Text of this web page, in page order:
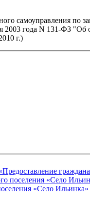
самоуправления по
2003 года N 131-ФЗ
г.)
поселения «Село
«Село